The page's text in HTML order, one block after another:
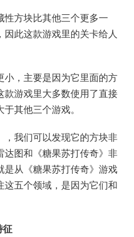
性方块比其他三个更多一
此这款游戏里的关卡给人
小，主要是因为它里面的方
款游戏里大多数使用了直接
其他三个游戏。
，我们可以发现它的方块非
达图和《糖果苏打传奇》非
是从《糖果苏打传奇》游戏
五个领域，是因为它们和
征